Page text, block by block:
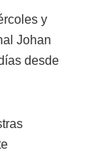
y
Johan
desde